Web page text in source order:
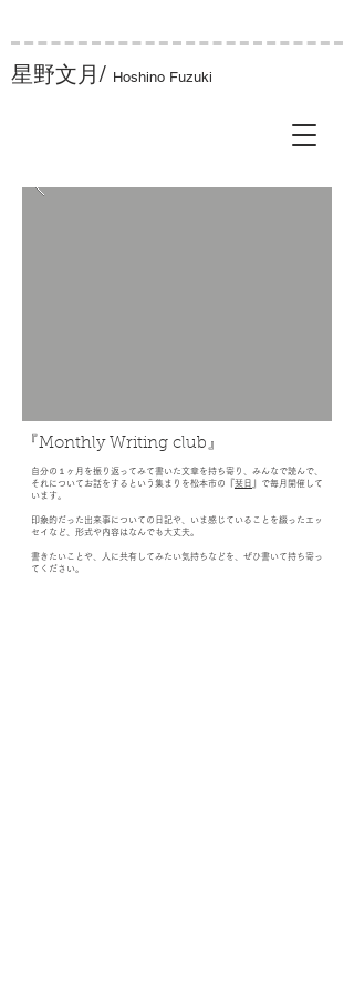
星野文月/ Hoshino Fuzuki
『Monthly Writing club』
自分の１ヶ月を振り返ってみて書いた文章を持ち寄り、みんなで読んで、
それについてお話をするという集まりを松本市の『 栞日
』で毎月開催して
います。
印象的だった出来事についての日記や、いま感じていることを綴ったエッ
セイなど、形式や内容はなんでも大丈夫。
書きたいことや、人に共有してみたい気持ちなどを、ぜひ書いて持ち寄っ
てください。